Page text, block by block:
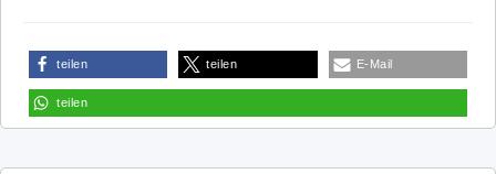
teilen teilen E-Mail
teilen